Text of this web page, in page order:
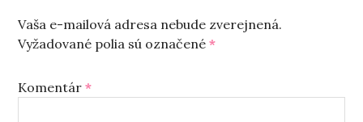
Vaša e-mailová adresa nebude zverejnená.
Vyžadované polia sú označené*
Komentár*